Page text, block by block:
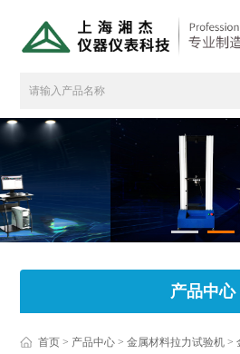
产品中心
首页 > 产品中心 >金属材料拉力试验机 >